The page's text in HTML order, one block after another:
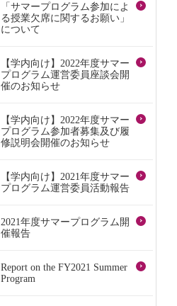
「サマープログラム参加によ
る授業欠席に関するお願い」
について
【学内向け】2022年度サマー
プログラム運営委員座談会開
催のお知らせ
【学内向け】2022年度サマー
プログラム参加者募集及び履
修説明会開催のお知らせ
【学内向け】2021年度サマー
プログラム運営委員活動報告
2021年度サマープログラム開
催報告
Report on the FY2021 Summer
Program